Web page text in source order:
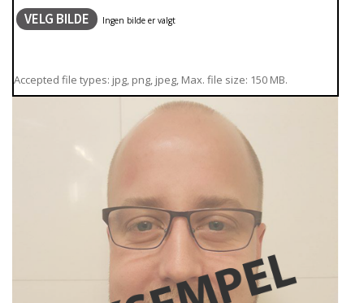
VELG BILDE
Accepted file types: jpg, png, jpeg, Max. file size: 150 MB.